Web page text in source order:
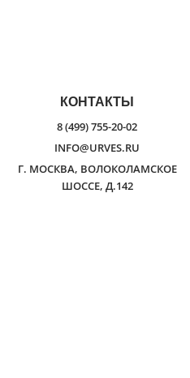
КОНТАКТЫ
8 (499) 755-20-02
INFO@URVES.RU
Г. МОСКВА, ВОЛОКОЛАМСКОЕ
ШОССЕ, Д.142